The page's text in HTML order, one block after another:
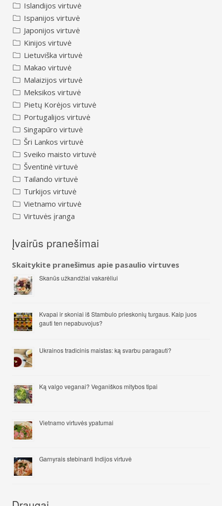
Islandijos virtuvė
Ispanijos virtuvė
Japonijos virtuvė
Kinijos virtuvė
Lietuviška virtuvė
Makao virtuvė
Malaizijos virtuvė
Meksikos virtuvė
Pietų Korėjos virtuvė
Portugalijos virtuvė
Singapūro virtuvė
Šri Lankos virtuvė
Sveiko maisto virtuvė
Šventinė virtuvė
Tailando virtuvė
Turkijos virtuvė
Vietnamo virtuvė
Virtuvės įranga
Įvairūs pranešimai
Skaitykite pranešimus apie pasaulio virtuves
Skanūs užkandžiai vakarėliui
Kvapai ir skoniai iš Stambulo prieskonių turgaus. Kaip juos
gauti ten nepabuvojus?
Ukrainos tradicinis maistas: ką svarbu paragauti?
Ką valgo veganai? Veganiškos mitybos tipai
Vietnamo virtuvės ypatumai
Garnyrais stebinanti Indijos virtuvė